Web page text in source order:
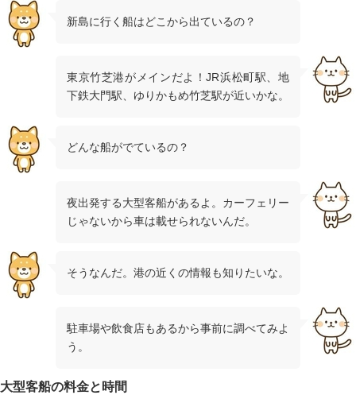
新島に行く船はどこから出ているの？
東京竹芝港がメインだよ！JR浜松町駅、地
下鉄大門駅、ゆりかもめ竹芝駅が近いかな。
どんな船がでているの？
夜出発する大型客船があるよ。カーフェリー
じゃないから車は載せられないんだ。
そうなんだ。港の近くの情報も知りたいな。
駐車場や飲食店もあるから事前に調べてみよ
う。
大型客船の料金と時間